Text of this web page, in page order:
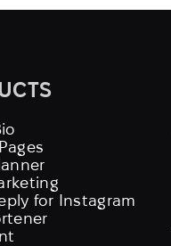
for Instagram